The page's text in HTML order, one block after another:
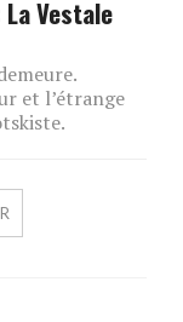
Vestale
et l’étrange